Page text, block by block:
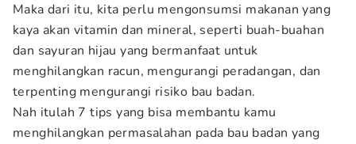
Maka dari itu, kita perlu mengonsumsi makanan yang
kaya akan vitamin dan mineral, seperti buah-buahan
dan sayuran hijau yang bermanfaat untuk
menghilangkan racun, mengurangi peradangan, dan
terpenting mengurangi risiko bau badan.
Nah itulah 7 tips yang bisa membantu kamu
menghilangkan permasalahan pada bau badan yang